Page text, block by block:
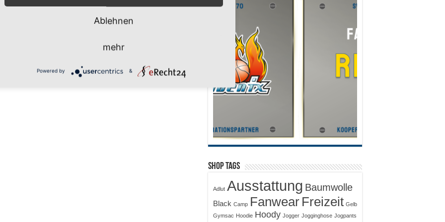
Shop Tags
Adlut Ausstattung Baumwolle
Black Camp Fanwear Freizeit Gelb
Gymsac Hoodie Hoody Jogger Jogginghose Jogpants
Ablehnen
mehr
Powered by &